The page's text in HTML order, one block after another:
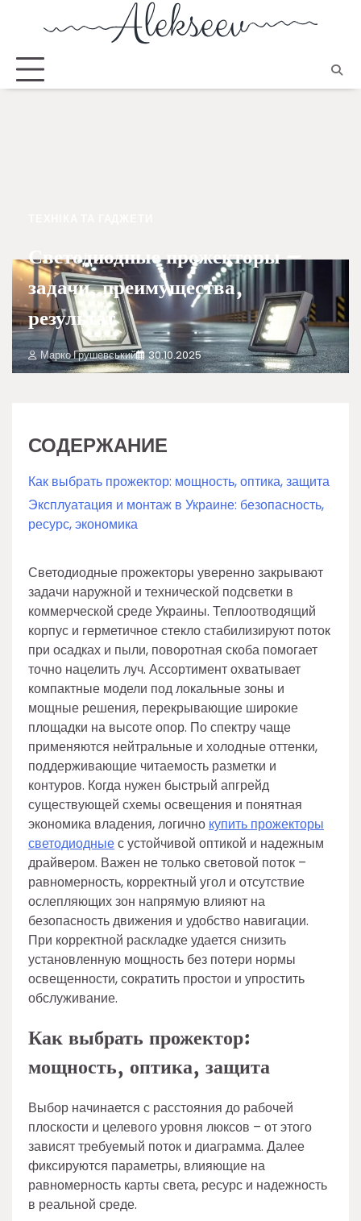
Светодиодные прожекторы –
задачи, преимущества,
результат
Марко Грушевський 30.10.2025
СОДЕРЖАНИЕ
Как выбрать прожектор: мощность, оптика, защита
Эксплуатация и монтаж в Украине: безопасность,
ресурс, экономика
Светодиодные прожекторы уверенно закрывают
задачи наружной и технической подсветки в
коммерческой среде Украины. Теплоотводящий
корпус и герметичное стекло стабилизируют поток
при осадках и пыли, поворотная скоба помогает
точно нацелить луч. Ассортимент охватывает
компактные модели под локальные зоны и
мощные решения, перекрывающие широкие
площадки на высоте опор. По спектру чаще
применяются нейтральные и холодные оттенки,
поддерживающие читаемость разметки и
контуров. Когда нужен быстрый апгрейд
существующей схемы освещения и понятная
экономика владения, логично купить прожекторы
светодиодныес устойчивой оптикой и надежным
драйвером. Важен не только световой поток –
равномерность, корректный угол и отсутствие
ослепляющих зон напрямую влияют на
безопасность движения и удобство навигации.
При корректной раскладке удается снизить
установленную мощность без потери нормы
освещенности, сократить простои и упростить
обслуживание.
Как выбрать прожектор:
мощность, оптика, защита
Выбор начинается с расстояния до рабочей
плоскости и целевого уровня люксов – от этого
зависят требуемый поток и диаграмма. Далее
фиксируются параметры, влияющие на
равномерность карты света, ресурс и надежность
в реальной среде.